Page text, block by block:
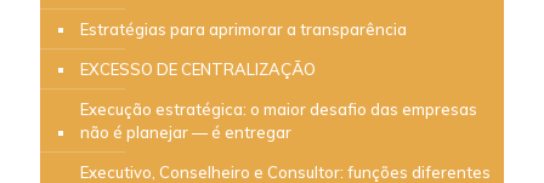
Estratégias para aprimorar a transparência
EXCESSO DE CENTRALIZAÇÃO
Execução estratégica: o maior desafio das empresas
não é planejar — é entregar
Executivo, Conselheiro e Consultor: funções diferentes